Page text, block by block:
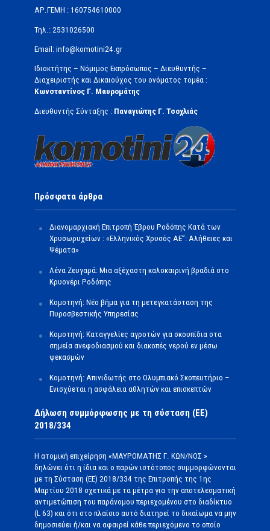
ΑΡ.ΓΕΜΗ : 160754610000
Τηλ.: 2531026500
Email: info@komotini24.gr
Ιδιοκτήτης – Νόμιμος Εκπρόσωπος – Διευθυντής –
Διαχειριστής και Δικαιούχος του ονόματος τομέα :
Κωνσταντίνος Γ. Μαυρομάτης
Διευθυντής Σύνταξης : Παναγιώτης Γ. Τσοχλιάς
Πρόσφατα άρθρα
Διανομαρχιακή Επιτροπή Έβρου Ροδόπης Κατά των
Χρυσωρυχείων : «Ελληνικός Χρυσός ΑΕ”: Αλήθειες και
Ψέματα»
Λένα Ζευγαρά: Μια αξέχαστη καλοκαιρινή βραδιά στο
Κρυονέρι Ροδόπης
Κομοτηνή: Νέο βήμα για τη μετεγκατάσταση της
Πυροσβεστικής Υπηρεσίας
Κομοτηνή: Καταγγελίες αγροτών για σκουπίδια στα
σημεία ανεφοδιασμού και διακοπές νερού εν μέσω
ψεκασμών
Κομοτηνή: Απινιδωτής στο Ολυμπιακό Σκοπευτήριο –
Ενισχύεται η ασφάλεια αθλητών και επισκεπτών
Δήλωση συμμόρφωσης με τη σύσταση (ΕΕ)
2018/334
Η ατομική επιχείρηση «ΜΑΥΡΟΜΑΤΗΣ Γ. ΚΩΝ/ΝΟΣ »
δηλώνει ότι η ίδια και ο παρών ιστότοπος συμμορφώνονται
με τη Σύσταση (ΕΕ) 2018/334 της Επιτροπής της 1ης
Μαρτίου 2018 σχετικά με τα μέτρα για την αποτελεσματική
αντιμετώπιση του παράνομου περιεχομένου στο διαδίκτυο
(L 63) και ότι στο πλαίσιο αυτό διατηρεί το δικαίωμα να μην
δημοσιεύει ή/και να αφαιρεί κάθε περιεχόμενο το οποίο